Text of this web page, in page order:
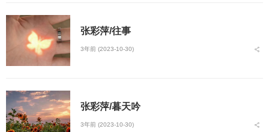
张彩萍/往事
3年前 (2023-10-30)
张彩萍/暮天吟
3年前 (2023-10-30)